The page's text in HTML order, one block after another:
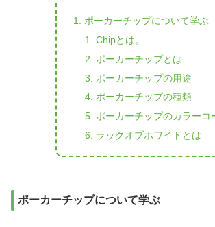
ポーカーチップについて学ぶ
Chipとは。
ポーカーチップとは
ポーカーチップの用途
ポーカーチップの種類
ポーカーチップのカラーコ
ラックオブホワイトとは
ポーカーチップについて学ぶ